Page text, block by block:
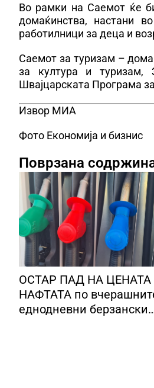
Во рамки на Саемот ќе
домаќинства, настани
работилници за деца и
Саемот за туризам –
за култура и туризам,
Швајцарската Програма
Извор МИА
Фото Економија и бизнис
Поврзана
ОСТАР ПАД НА ЦЕНАТА
НАФТАТА по
еднодневни берзански